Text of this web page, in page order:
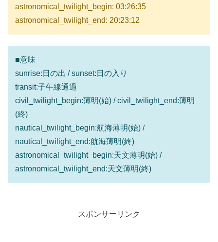
astronomical_twilight_begin: 03:26:35
astronomical_twilight_end: 20:23:12
■意味
sunrise:日の出 / sunset:日の入り
transit:子午線通過
civil_twilight_begin:薄明(始) / civil_twilight_end:薄明
(終)
nautical_twilight_begin:航海薄明(始) /
nautical_twilight_end:航海薄明(終)
astronomical_twilight_begin:天文薄明(始) /
astronomical_twilight_end:天文薄明(終)
スポンサーリンク